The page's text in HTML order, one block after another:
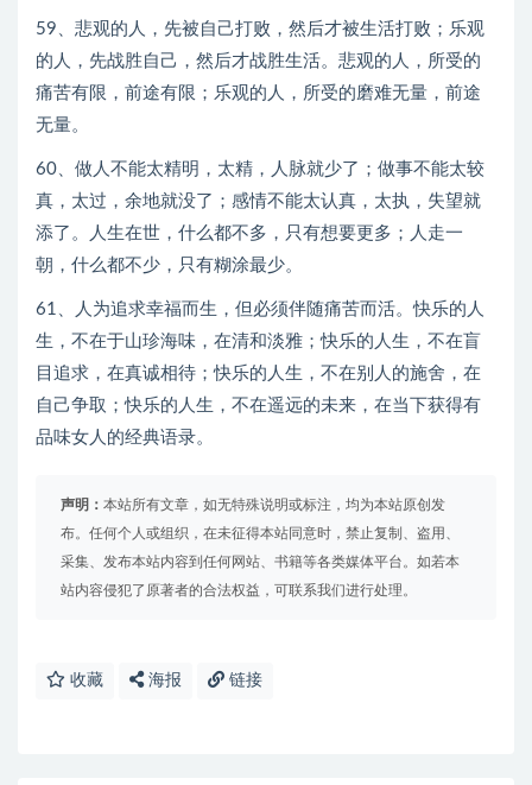
59、悲观的人，先被自己打败，然后才被生活打败；乐观
的人，先战胜自己，然后才战胜生活。悲观的人，所受的
痛苦有限，前途有限；乐观的人，所受的磨难无量，前途
无量。
60、做人不能太精明，太精，人脉就少了；做事不能太较
真，太过，余地就没了；感情不能太认真，太执，失望就
添了。人生在世，什么都不多，只有想要更多；人走一
朝，什么都不少，只有糊涂最少。
61、人为追求幸福而生，但必须伴随痛苦而活。快乐的人
生，不在于山珍海味，在清和淡雅；快乐的人生，不在盲
目追求，在真诚相待；快乐的人生，不在别人的施舍，在
自己争取；快乐的人生，不在遥远的未来，在当下获得有
品味女人的经典语录。
声明： 本站所有文章，如无特殊说明或标注，均为本站原创发
布。任何个人或组织，在未征得本站同意时，禁止复制、盗用、
采集、发布本站内容到任何网站、书籍等各类媒体平台。如若本
站内容侵犯了原著者的合法权益，可联系我们进行处理。
收藏 海报 链接